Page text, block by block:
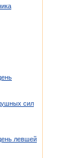
сил
левшей